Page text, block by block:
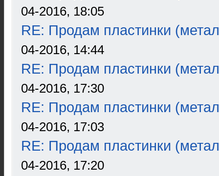
04-2016, 18:05
RE: Продам пластинки
04-2016, 14:44
RE: Продам пластинки
04-2016, 17:30
RE: Продам пластинки
04-2016, 17:03
RE: Продам пластинки
04-2016, 17:20